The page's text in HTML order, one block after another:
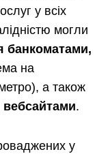
у всіх
могли
банкоматами,
на
а також
вебсайтами.
у